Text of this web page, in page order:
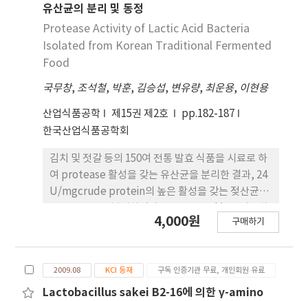
paste medium with 50%(wet-base) levels of
dionized water. At the result of fermentation
on the tomato paste medium with 0.5%(w/w)
yeast extract, as a source of nitrogen, 3%
dionized water(the ratio of tomato paste and
water was 2:8), Lb. brevis B3-20 produced the
maximum GABA concentration, 143.38 mM.
GABA-rich tomato paste showed the activity
of free radical scavenging. Because GABA-rich
tomato paste have functional ingredients
such as ascorbic acid, lycopene, carotenoid,
as well as GABA by lactic acid bacteria
유산균의 분리 및 동정
Protease Activity of Lactic Acid Bacteria
Isolated from Korean Traditional Fermented
Food
국무창, 조석철, 박훈, 김승섭, 변유량, 최운용, 이현용
산업식품공학 제15권 제2호
pp.182-187
한국산업식품공학회
김치 및 젓갈 등의 150여 전통 발효 식품을 시료로 하
여 protease 활성을 갖는 유산균을 분리한 결과, 24
U/mgcrude protein의 높은 활성을 갖는 젖산균
여 BV-26 균주의 당 이용성을 분석하고 16S rRNA
plantarum BV-26의 생장과 protease 활성 변화를
MRS 배지를 이용하여 측정한 결과, L. plantarum
4,000원 구매하기
2009.08 KCI 등재 구독 인증기관 무료, 개인회원 유료
Lactobacillus sakei B2-16에 의한 γ-amino